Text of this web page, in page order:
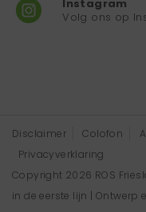
Instagram
Volg ons op
Disclaimer Colofon
Privacyverklaring
Copyright 2026 ROS
in de eerste lijn | Ontwerp